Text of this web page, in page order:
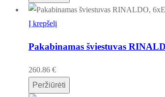
Į krepšelį
Pakabinamas šviestuvas
260.86 €
Peržiūrėti